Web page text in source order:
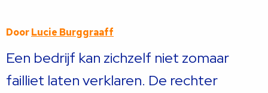
DoorLucie Burggraaff
Een bedrijf kan zichzelf niet zomaar
failliet laten verklaren. De rechter